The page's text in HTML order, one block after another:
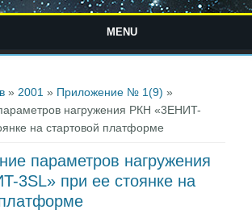
MENU
» 2001 » Приложение № 1(9) »
нагружения РКН «3EHИT-
на стартовой платформе
параметров нагружения
3SL» при ее стоянке на